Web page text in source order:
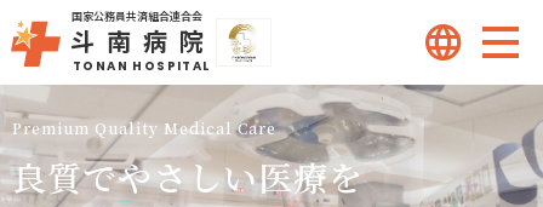
国家公務員共済組合連合会
斗南病院
TONAN HOSPITAL
Dr to Dr専用ダイヤル
tel
0120-107-255
Premium Quality Medical Care
良質でやさしい医療を